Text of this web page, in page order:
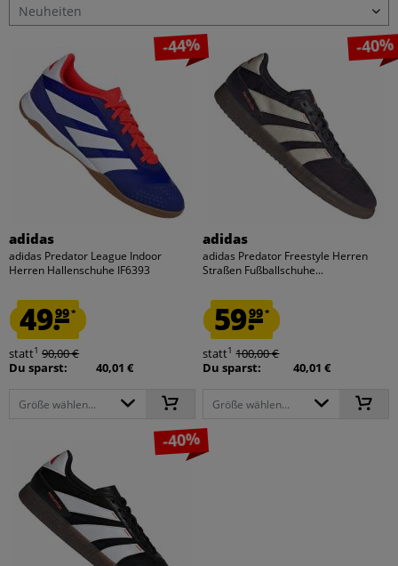
-44%
adidas
adidas Predator League Indoor
Herren Hallenschuhe IF6393
49.99*
statt1 90,00 €
Du sparst:
40,01 €
Größe wählen...
-40%
adidas
adidas Predator Freestyle Herren
Straßen Fußballschuhe...
59.99*
statt1 100,00 €
Du sparst:
40,01 €
Größe wählen...
-40%